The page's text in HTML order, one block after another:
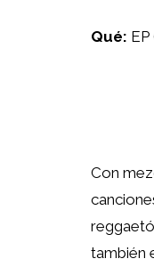
Qué:
Con
también